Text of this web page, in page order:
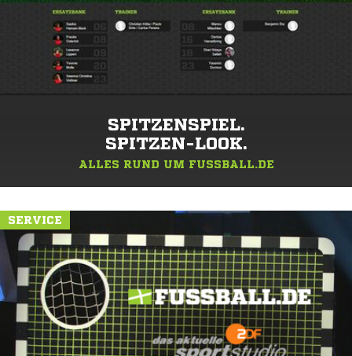
SPITZENSPIEL.
SPITZEN-LOOK.
ALLES RUND UM FUSSBALL.DE
SERVICE